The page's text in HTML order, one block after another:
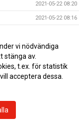
2021-05-22 08:20
2021-05-22 08:16
2021-05-14 15:39
2021-05-14 15:38
vi nödvändiga
stänga av.
t.ex. för statistik
acceptera dessa.